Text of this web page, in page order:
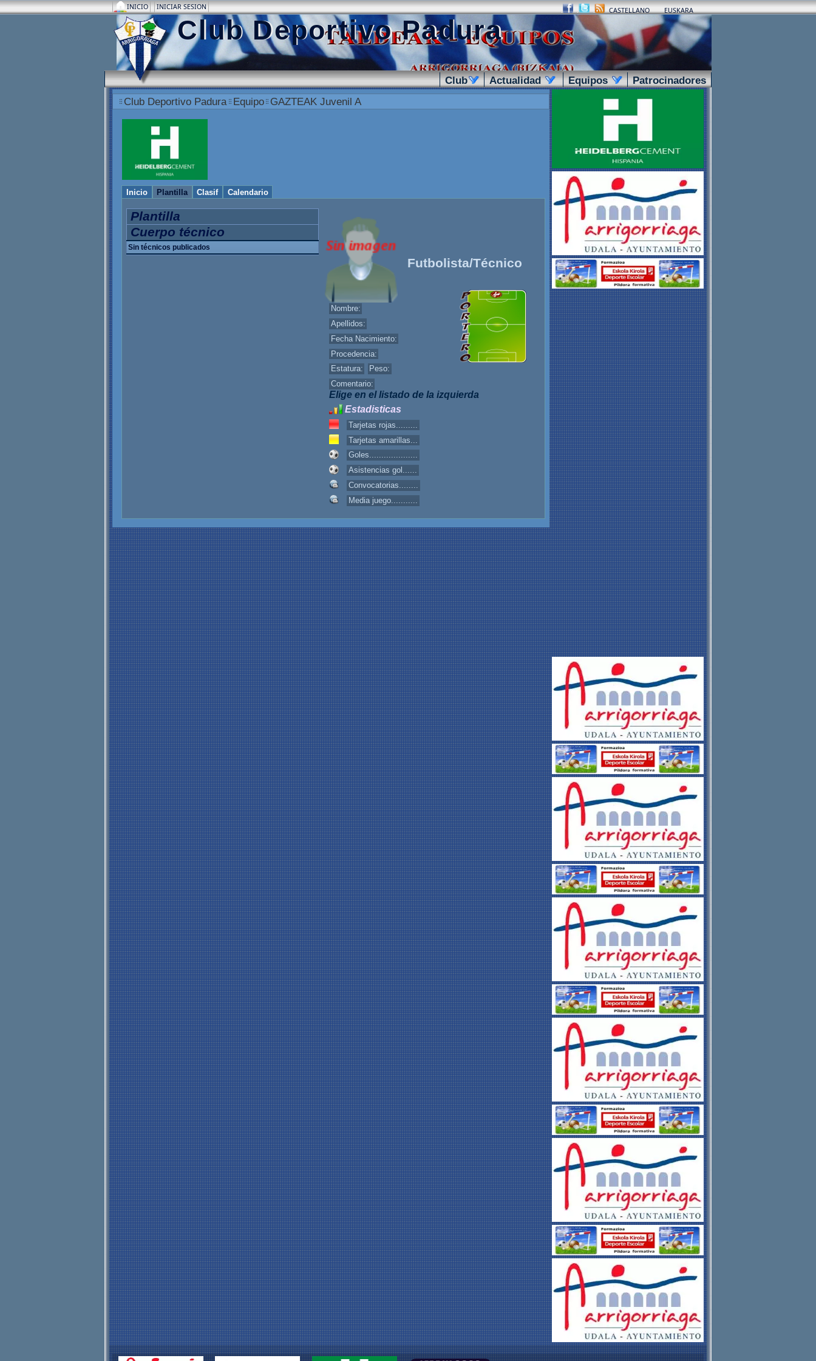
INICIO INICIAR SESION . . . CASTELLANO EUSKARA
Club Deportivo Padura
Club . Actualidad . Equipos .
Patrocinadores
Club Deportivo Padura Equipo GAZTEAK Juvenil A
Inicio Plantilla Clasif Calendario
Plantilla
Cuerpo técnico
Sin técnicos publicados
Futbolista/Técnico
Nombre:
Apellidos:
Fecha Nacimiento:
Procedencia:
Estatura:
Peso:
Comentario:
Elige en el listado de la izquierda
Estadisticas
Tarjetas rojas.........
Tarjetas amarillas...
Goles....................
Asistencias gol......
Convocatorias........
Media juego...........